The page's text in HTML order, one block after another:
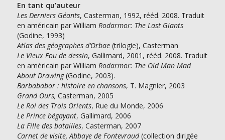
En tant qu’auteur
Les Derniers Géants, Casterman, 1992, rééd. 2008. Traduit
en américain par William Rodarmor: The Last Giants
(Godine, 1993)
Atlas des géographes d’Orbae(trilogie), Casterman
Le Vieux Fou de dessin, Gallimard, 2001, rééd. 2008. Traduit
en américain par William Rodarmor: The Old Man Mad
About Drawing(Godine, 2003).
Barbababor : histoire en chansons, T. Magnier, 2003
Grand Ours, Casterman, 2005
Le Roi des Trois Orients, Rue du Monde, 2006
Le Prince bégayant, Gallimard, 2006
La Fille des batailles, Casterman, 2007
Carnet de visite, Abbaye de Fontevraud(collection dirigée